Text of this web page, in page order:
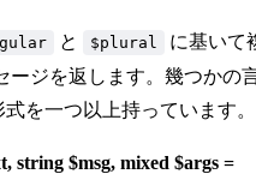
と $plural
に基いて
ージを返します。幾つかの
を一つ以上持っています。
string $msg, mixed $args =